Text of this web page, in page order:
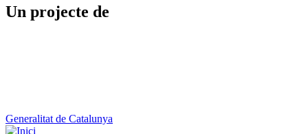
Un projecte de
Generalitat de Catalunya